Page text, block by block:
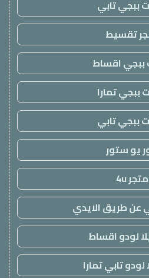
ببجي تابي
تقسيط
اقساط
ببجي تمارا
ببجي تابي
يو ستور
متجر 4u
عن طريق الايدي
لودو اقساط
تابي تمارا